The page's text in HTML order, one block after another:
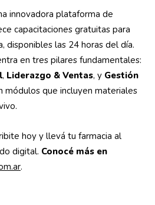
innovadora plataforma de
capacitaciones gratuitas para
disponibles las 24 horas del día.
en tres pilares fundamentales:
, Liderazgo & Ventas, y Gestión
módulos que incluyen materiales
hoy y llevá tu farmacia al
digital. Conocé más en
.